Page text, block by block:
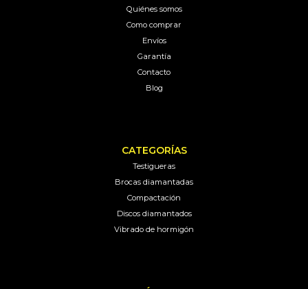
Quiénes somos
Como comprar
Envíos
Garantía
Contacto
Blog
CATEGORÍAS
Testigueras
Brocas diamantadas
Compactación
Discos diamantados
Vibrado de hormigón